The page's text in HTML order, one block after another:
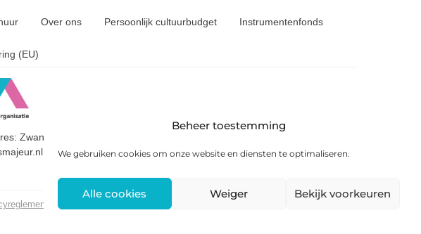
Beheer toestemming
We gebruiken cookies om onze website en diensten te optimaliseren.
Alle cookies Weiger Bekijk voorkeuren
Over ons Persoonlijk cultuurbudget Instrumentenfonds
(EU)
Zwanedrift 2, 8446 KS Heerenveen